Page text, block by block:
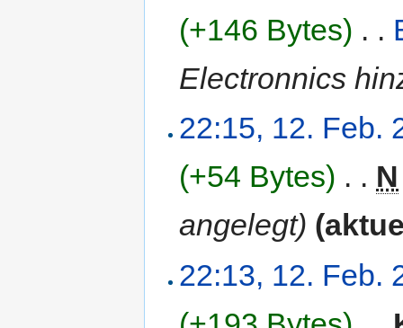
(+146 Bytes) . .
Electronnics
22:15, 12. Feb.
(+54 Bytes) . . N
angelegt)
22:13, 12. Feb.